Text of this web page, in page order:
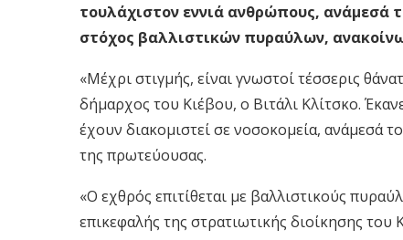
τουλάχιστον εννιά ανθρώπους, ανάμεσά
στόχος βαλλιστικών πυραύλων,
«Μέχρι στιγμής, είναι γνωστοί τέσσερις
δήμαρχος του Κιέβου, ο Βιτάλι Κλίτσκο.
έχουν διακομιστεί σε νοσοκομεία, ανάμεσά
της πρωτεύουσας.
«Ο εχθρός επιτίθεται με βαλλιστικούς
επικεφαλής της στρατιωτικής διοίκησης